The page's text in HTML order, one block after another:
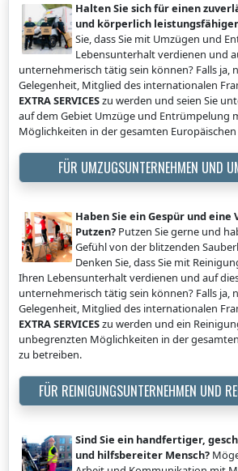
Halten Sie sich für einen
und körperlich
Sie, dass Sie mit Umzügen und
Lebensunterhalt verdienen und
unternehmerisch tätig sein können? Falls ja,
Gelegenheit, Mitglied des internationalen
EXTRA SERVICESzu werden und seien Sie
auf dem Gebiet Umzüge und Entrümpelung
Möglichkeiten in der gesamten
FÜR UMZUGSUNTERNEHMEN UND
Haben Sie ein Gespür und eine
Putzen? Putzen Sie gerne und
Gefühl von der blitzenden
Denken Sie, dass Sie mit
Ihren Lebensunterhalt verdienen und auf
unternehmerisch tätig sein können? Falls ja,
Gelegenheit, Mitglied des internationalen
EXTRA SERVICESzu werden und ein
unbegrenzten Möglichkeiten in der
zu betreiben.
FÜR REINIGUNGSUNTERNEHMEN UND
Sind Sie ein handfertiger,
und hilfsbereiter Mensch?